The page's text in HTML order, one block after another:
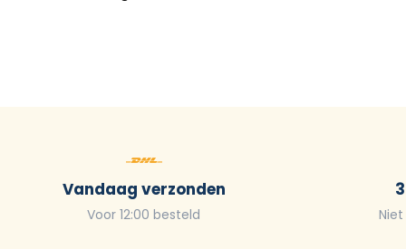
Vandaag verzonden
Voor 12:00 besteld